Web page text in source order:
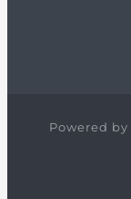
Powered by